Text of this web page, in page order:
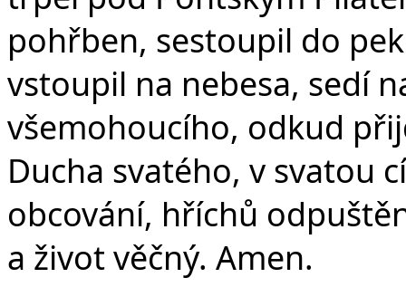
pohřben, sestoupil do
vstoupil na nebesa, sedí
všemohoucího, odkud
Ducha svatého, v svatou
obcování, hříchů
a život věčný. Amen.